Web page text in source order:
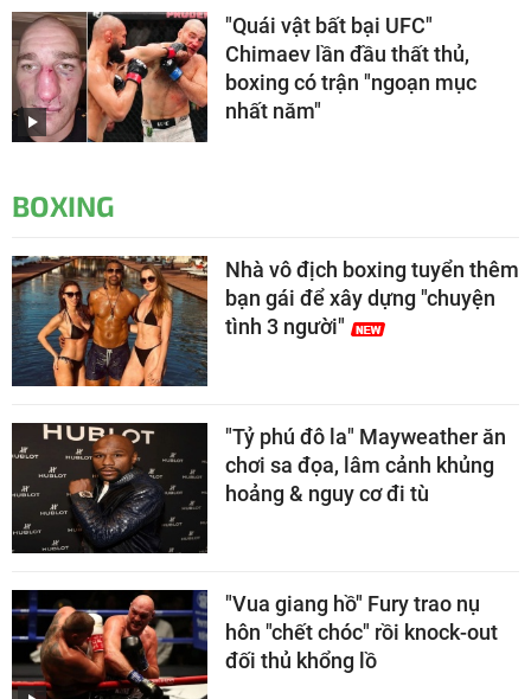
"Quái vật bất bại UFC"
Chimaev lần đầu thất thủ,
boxing có trận "ngoạn mục
nhất năm"
BOXING
Nhà vô địch boxing tuyển thêm
bạn gái để xây dựng "chuyện
tình 3 người"
"Tỷ phú đô la" Mayweather ăn
chơi sa đọa, lâm cảnh khủng
hoảng & nguy cơ đi tù
"Vua giang hồ" Fury trao nụ
hôn "chết chóc" rồi knock-out
đối thủ khổng lồ